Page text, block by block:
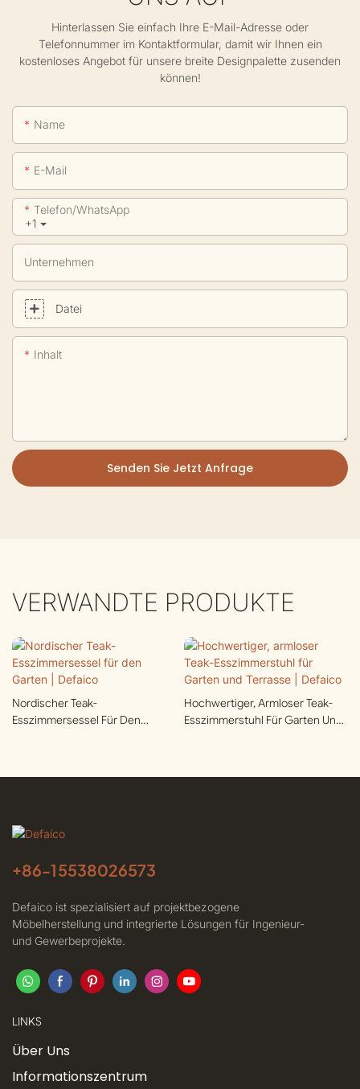
Hinterlassen Sie einfach Ihre E-Mail-Adresse oder
Telefonnummer im Kontaktformular, damit wir Ihnen ein
kostenloses Angebot für unsere breite Designpalette zusenden
können!
Name
E-Mail
+1
Telefon/WhatsApp
Unternehmen
Datei
Inhalt
Senden Sie Jetzt Anfrage
VERWANDTE PRODUKTE
Nordischer Teak-
Esszimmersessel Für Den
Hochwertiger, Armloser Teak-
Esszimmerstuhl Für Garten Und
+86-15538026573
Defaico ist spezialisiert auf projektbezogene
Möbelherstellung und integrierte Lösungen für Ingenieur-
und Gewerbeprojekte.
LINKS
Über Uns
Informationszentrum